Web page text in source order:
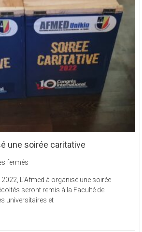
l’AFMED
en
sigle
COMREV.
une soirée caritative
fermés
à
organisé
une
L’Afmed à organisé une soirée
seront remis à la Faculté de
universitaires et